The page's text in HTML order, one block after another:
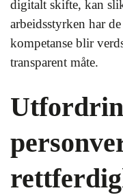
digitalt skifte, kan
arbeidsstyrken har
kompetanse blir
transparent måte.